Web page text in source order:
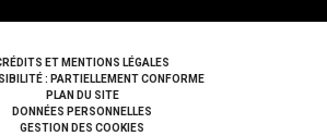
ET MENTIONS LÉGALES
: PARTIELLEMENT CONFORME
PLAN DU SITE
DONNÉES PERSONNELLES
GESTION DES COOKIES